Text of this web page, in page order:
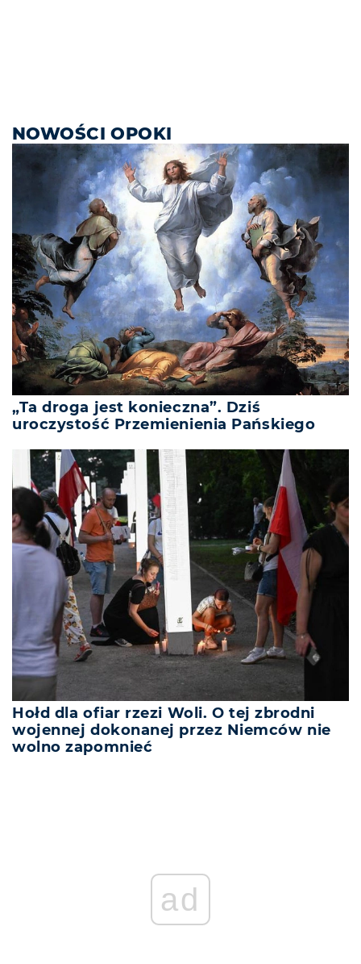
NOWOŚCI OPOKI
„Ta droga jest konieczna”. Dziś
uroczystość Przemienienia Pańskiego
Hołd dla ofiar rzezi Woli. O tej zbrodni
wojennej dokonanej przez Niemców nie
wolno zapomnieć
ad